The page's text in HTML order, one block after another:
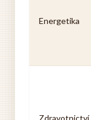
Energetika
Zdravotnictví